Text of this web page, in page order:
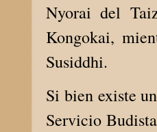
Nyorai del
Kongokai,
Susiddhi.
Si bien existe
Servicio